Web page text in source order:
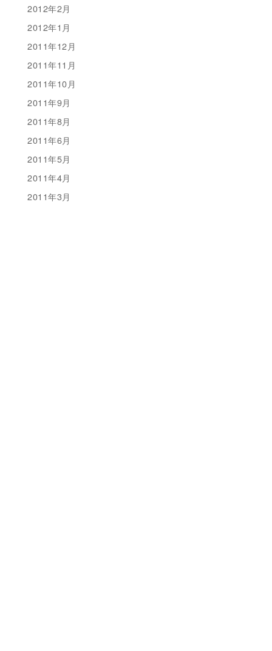
2012年2月
2012年1月
2011年12月
2011年11月
2011年10月
2011年9月
2011年8月
2011年6月
2011年5月
2011年4月
2011年3月